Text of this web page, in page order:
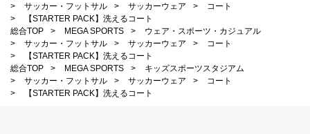
>
サッカー・フットサル > サッカーウェア >
コート
>
【STARTER PACK】洗えるコート
総合TOP
> MEGA SPORTS >
ウェア・スポーツ・カジュアル
>
サッカー・フットサル > サッカーウェア >
コート
>
【STARTER PACK】洗えるコート
総合TOP
> MEGA SPORTS >
キッズスポーツスタジアム
>
サッカー・フットサル > サッカーウェア >
コート
>
【STARTER PACK】洗えるコート